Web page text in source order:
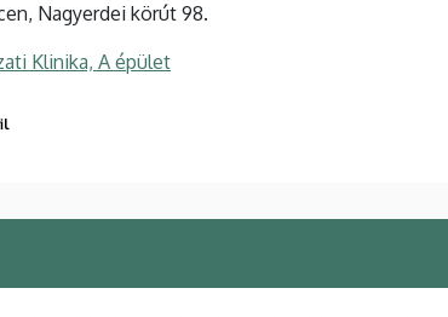
Nagyerdei körút 98.
Klinika, A épület